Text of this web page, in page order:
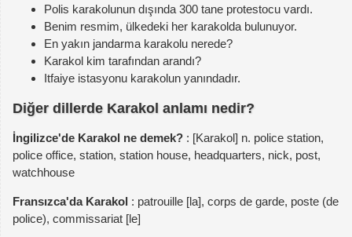
Polis karakolunun dışında 300 tane protestocu vardı.
Benim resmim, ülkedeki her karakolda bulunuyor.
En yakın jandarma karakolu nerede?
Karakol kim tarafından arandı?
Itfaiye istasyonu karakolun yanındadır.
Diğer dillerde Karakol anlamı nedir?
İngilizce'de Karakol ne demek? : [Karakol] n. police station,
police office, station, station house, headquarters, nick, post,
watchhouse
Fransızca'da Karakol : patrouille [la], corps de garde, poste (de
police), commissariat [le]